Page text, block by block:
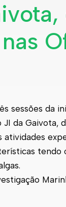
sessões da
da Gaivota,
tendo